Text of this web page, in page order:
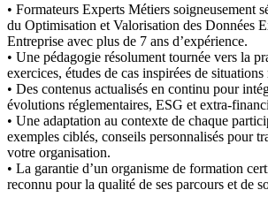
• Formateurs Experts Métiers soigneusement
du Optimisation et Valorisation des Données
Entreprise avec plus de 7 ans d’expérience.
• Une pédagogie résolument tournée vers la
exercices, études de cas inspirées de situations
• Des contenus actualisés en continu pour
évolutions réglementaires, ESG et extra-
• Une adaptation au contexte de chaque
exemples ciblés, conseils personnalisés pour
votre organisation.
• La garantie d’un organisme de formation
reconnu pour la qualité de ses parcours et de